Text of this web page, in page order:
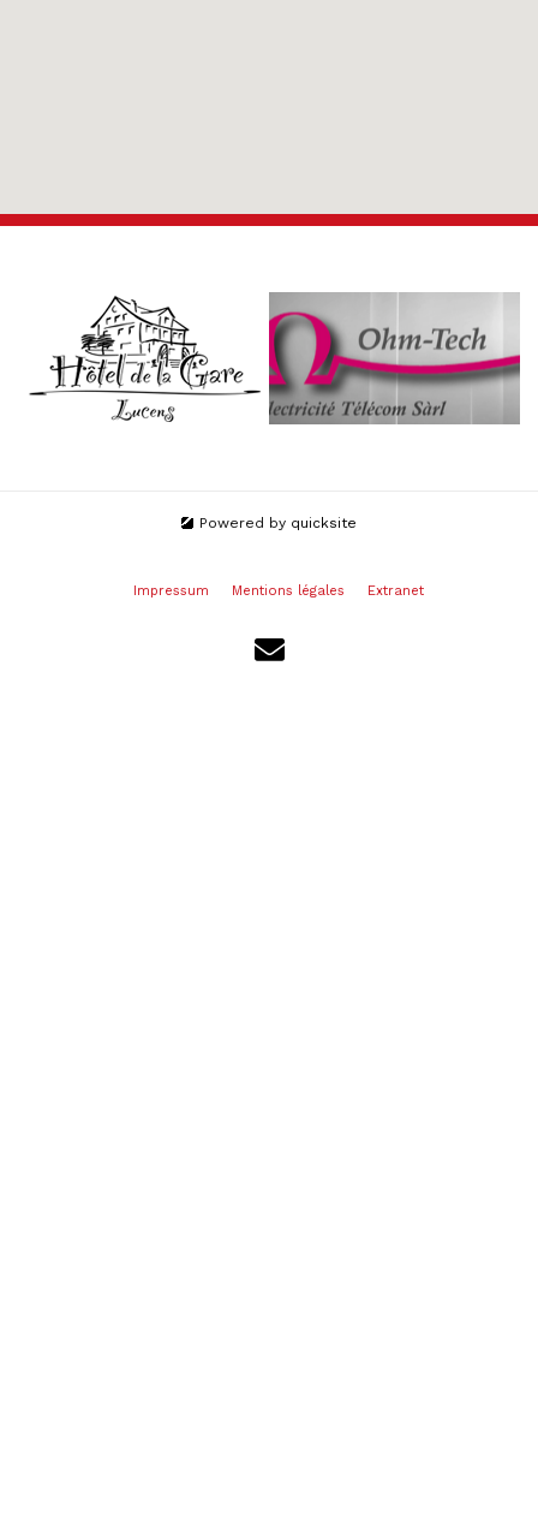
Powered by quicksite
Impressum Mentions légales Extranet